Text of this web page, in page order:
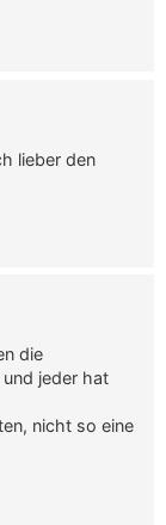
lieber den
die
jeder hat
nicht so eine